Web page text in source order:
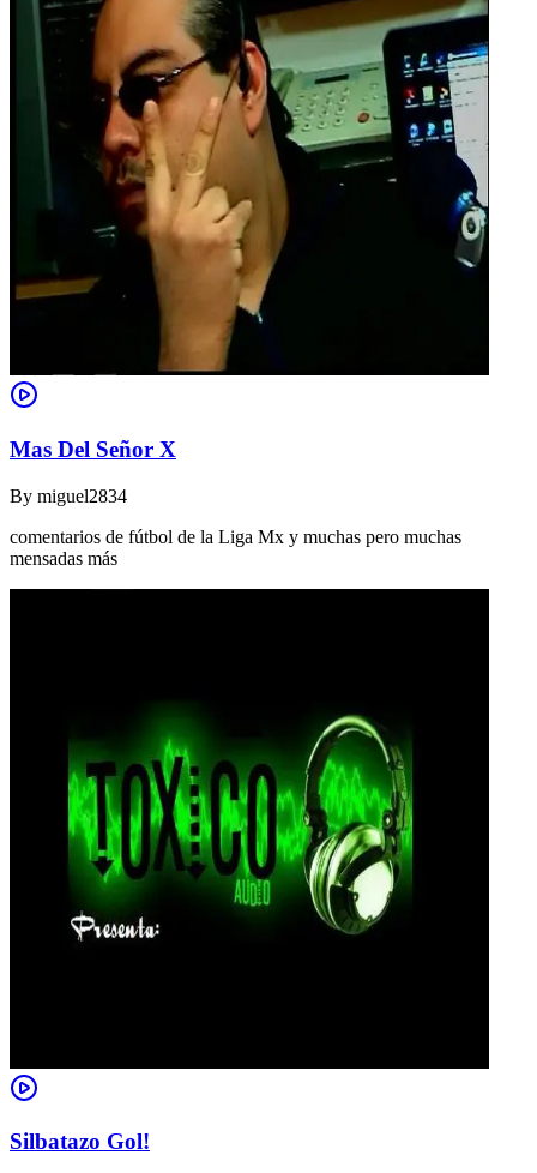
Mas Del Señor X
By miguel2834
comentarios de fútbol de la Liga Mx y muchas pero muchas
mensadas más
Silbatazo Gol!